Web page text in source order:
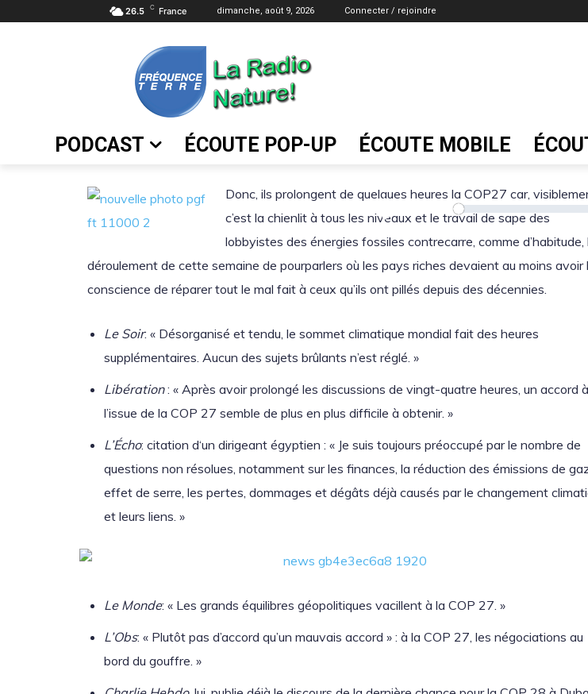
26.5 C France dimanche, août 9, 2026 Connecter / rejoindre
PODCAST ÉCOUTE POP-UP ÉCOUTE MOBILE
Pierre Guelff
Lecteur
audio
Donc, ils prolongent de quelques heures la COP27 car,
c’est la chienlit à tous les niveaux et le travail de sape des
lobbyistes des énergies fossiles contrecarre, comme d’habitude,
déroulement de cette semaine de pourparlers où les pays riches devaient au moins avoir
conscience de réparer tout le mal fait à ceux qu’ils ont pillés depuis des décennies.
Le Soir: « Désorganisé et tendu, le sommet climatique mondial fait des heures
supplémentaires. Aucun des sujets brûlants n’est réglé. »
Libération: « Après avoir prolongé les discussions de vingt-quatre heures, un accord à
l’issue de la COP 27 semble de plus en plus difficile à obtenir. »
L’Écho: citation d‘un dirigeant égyptien : « Je suis toujours préoccupé par le nombre de
questions non résolues, notamment sur les finances, la réduction des émissions de
effet de serre, les pertes, dommages et dégâts déjà causés par le changement
et leurs liens. »
Le Monde: « Les grands équilibres géopolitiques vacillent à la COP 27. »
L’Obs: « Plutôt pas d’accord qu’un mauvais accord » : à la COP 27, les négociations au
bord du gouffre. »